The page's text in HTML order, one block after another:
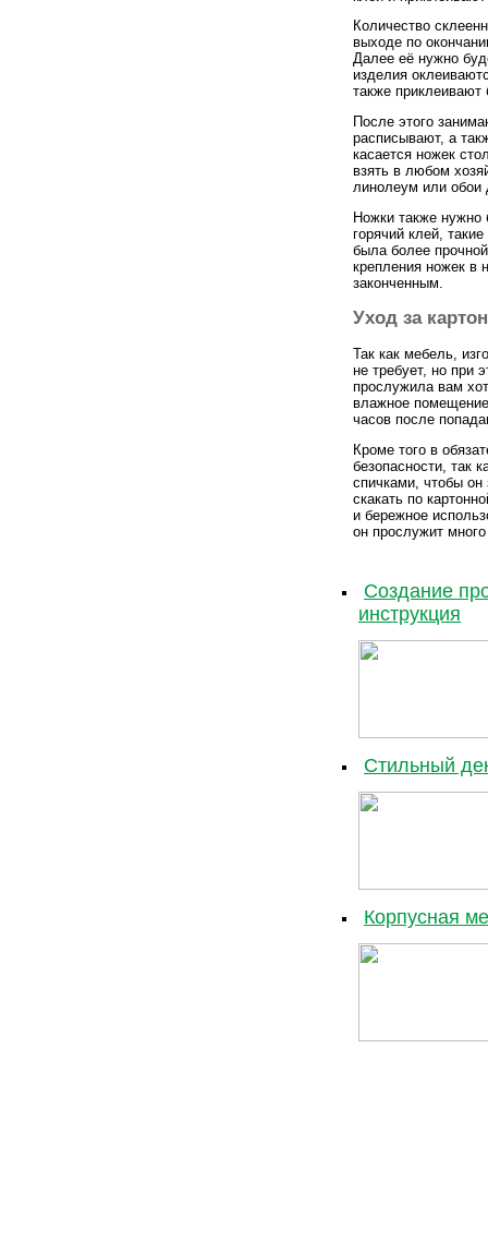
Количество
выходе по
Далее её нужно
изделия
также
После этого
расписывают, а
касается ножек
взять в любом
линолеум или обои
Ножки также нужно
горячий клей,
была более
крепления ножек в
законченным.
Уход за
Так как мебель,
не требует, но при
прослужила вам
влажное помещение
часов после
Кроме того в
безопасности, так
спичками, чтобы он
скакать по
и бережное
он прослужит
Создание
инструкция
Стильный
Корпусная